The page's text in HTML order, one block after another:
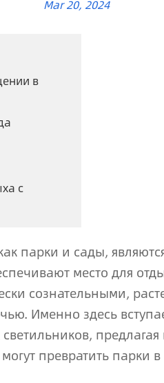
Mar 20, 2024
в
с
парки и сады,
место для
сознательными,
Именно здесь
превратить парки